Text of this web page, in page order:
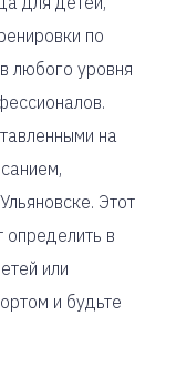
по
любого уровня
на
Этот
в
или
и будьте